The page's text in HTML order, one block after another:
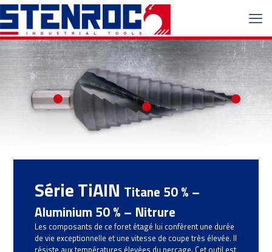
Série TiAIN Titane 50 % –
Aluminium 50 % – Nitrure
Les composants de ce foret étagé lui confèrent une durée
de vie exceptionnelle et une vitesse de coupe très élevée. Il
résiste aux températures élevées du perçage. Cet outil est